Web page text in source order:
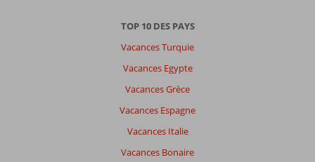
TOP 10 DES PAYS
Vacances Turquie
Vacances Egypte
Vacances Grèce
Vacances Espagne
Vacances Italie
Vacances Bonaire